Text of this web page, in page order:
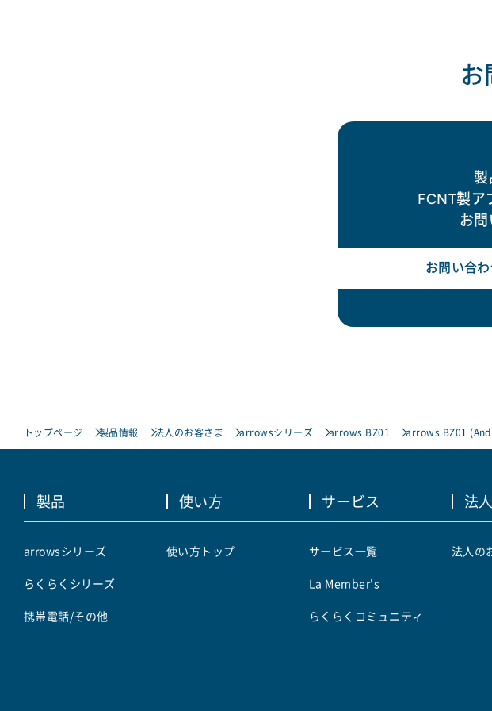
お
製
FCNT製ア
お
お問い合
トップページ 製品情報 法人のお客さま arrowsシリーズ arrows BZ01 arrows BZ01
製品
arrowsシリーズ
らくらくシリーズ
携帯電話/その他
使い方
使い方トップ
サービス
サービス一覧
La Member's
らくらくコミュニティ
法
法人の